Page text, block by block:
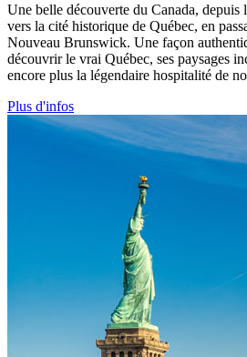
Une belle découverte du Canada, depuis
vers la cité historique de Québec, en
Nouveau Brunswick. Une façon
découvrir le vrai Québec, ses paysages
encore plus la légendaire hospitalité de
Plus d'infos